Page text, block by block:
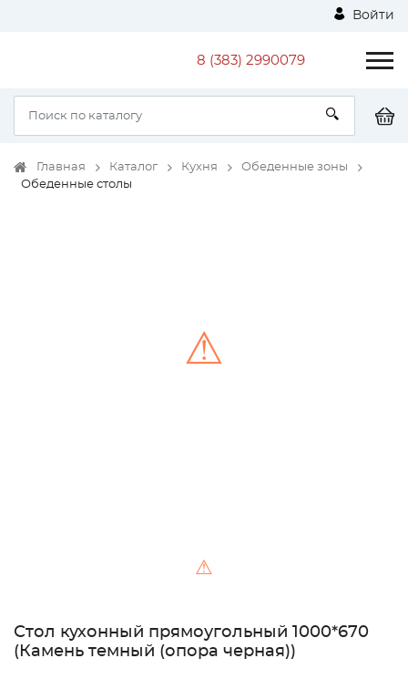
Войти
8 (383) 2990079
Главная Каталог Кухня
Обеденные зоны
Обеденные столы
⚠
⚠
Стол кухонный прямоугольный 1000*670
(Камень темный (опора черная))